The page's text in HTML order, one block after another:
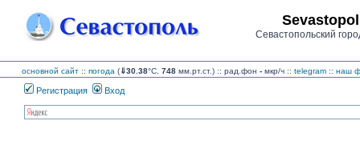
Севастопольский
основной сайт :: погода (⇓30.38°C, 748 мм.рт.ст.) :: рад.фон - мкр/ч :: telegram :: наш
Регистрация Вход